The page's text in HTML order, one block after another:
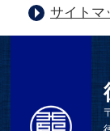
サイトマ